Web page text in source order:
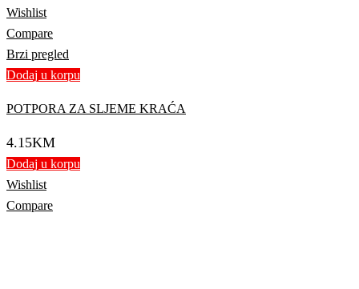
Wishlist
Compare
Brzi pregled
Dodaj u korpu
POTPORA ZA SLJEME KRAĆA
4.15KM
Dodaj u korpu
Wishlist
Compare